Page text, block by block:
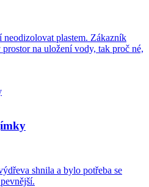
neodizolovat plastem. Zákazník
na uložení vody, tak proč né,
shnila a bylo potřeba se